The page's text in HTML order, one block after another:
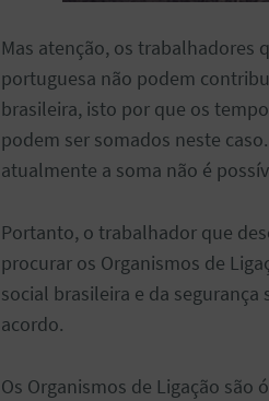
Mas atenção, os trabalhadores
portuguesa não podem
brasileira, isto por que os
podem ser somados neste
atualmente a soma não é
Portanto, o trabalhador que
procurar os Organismos de
social brasileira e da
acordo.
Os Organismos de Ligação